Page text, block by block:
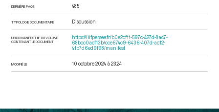
DERNIÈRE PAGE 485
TYPOLOGIE DOCUMENTAIRE Discussion
URI DU MANIFEST IIIF DU VOLUME
CONTENANT LE DOCUMENT
https://iiif.persee.fr/b0e2cf11-597c-427d-8ac7-
68bcc0acf13b/cce674c9-6436-407d-ac12-
41b7d6ed9f98/manifest
MODIFIÉ LE 10 octobre 2024 à 23:24